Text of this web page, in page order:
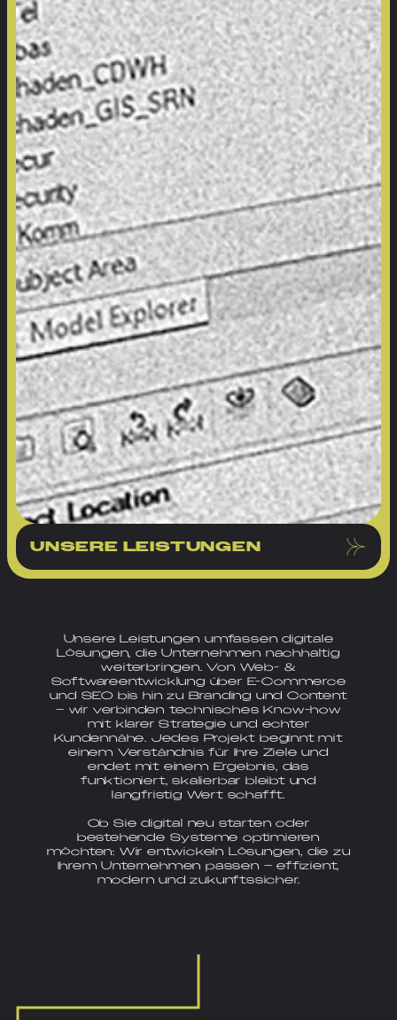
UNSERE LEISTUNGEN
Unsere Leistungen umfassen digitale
Lösungen, die Unternehmen nachhaltig
weiterbringen. Von Web- &
Softwareentwicklung über E-Commerce
und SEO bis hin zu Branding und Content
– wir verbinden technisches Know-how
mit klarer Strategie und echter
Kundennähe. Jedes Projekt beginnt mit
einem Verständnis für Ihre Ziele und
endet mit einem Ergebnis, das
funktioniert, skalierbar bleibt und
langfristig Wert schafft.
Ob Sie digital neu starten oder
bestehende Systeme optimieren
möchten: Wir entwickeln Lösungen, die zu
Ihrem Unternehmen passen – effizient,
modern und zukunftssicher.